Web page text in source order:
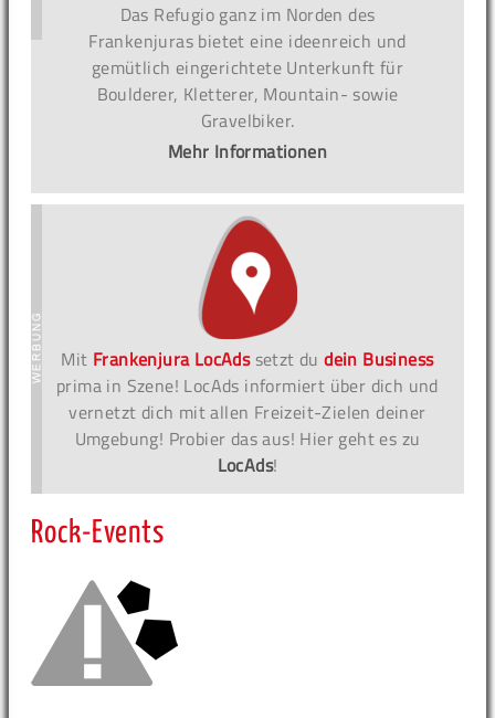
Das Refugio ganz im Norden des
Frankenjuras bietet eine ideenreich und
gemütlich eingerichtete Unterkunft für
Boulderer, Kletterer, Mountain- sowie
Gravelbiker.
Mehr Informationen
Mit Frankenjura LocAdssetzt dudein Business
prima in Szene! LocAds informiert über dich und
vernetzt dich mit allen Freizeit-Zielen deiner
Umgebung! Probier das aus! Hier geht es zu
LocAds!
Rock-Events